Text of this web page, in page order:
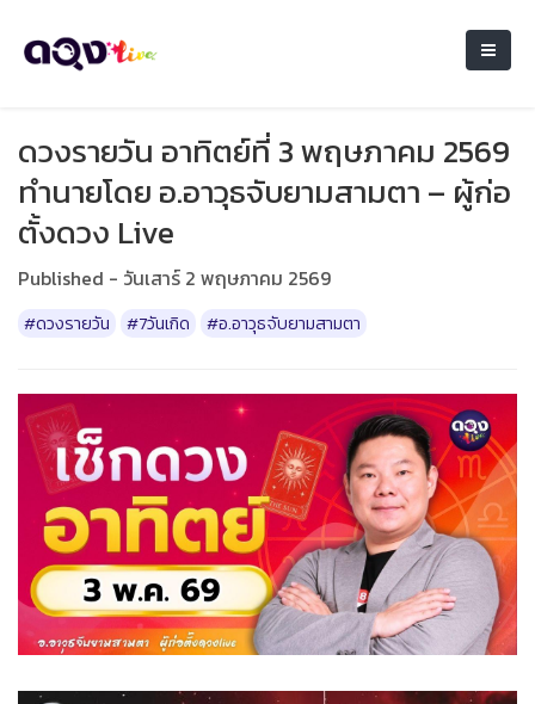
ดวงรายวัน อาทิตย์ที่ 3 พฤษภาคม 2569
ทำนายโดย อ.อาวุธจับยามสามตา – ผู้ก่อ
ตั้งดวง Live
Published - วันเสาร์ 2 พฤษภาคม 2569
#ดวงรายวัน #7วันเกิด #อ.อาวุธจับยามสามตา